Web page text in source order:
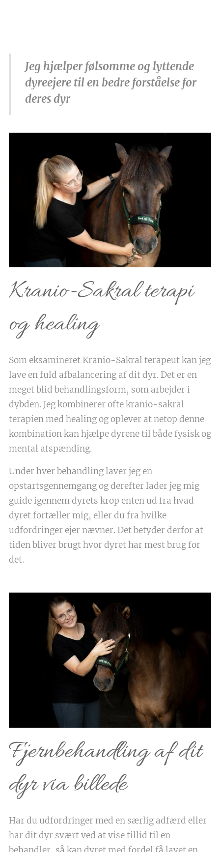
Jeg hjælper følsomme og lyttende
dyreejere til en bedre forståelse for
deres dyr
Kranio-Sakral terapi
og healing
Som eksamineret Kranio-Sakral terapeut kan jeg
lave en fuld afbalancering af dit dyr. Det er en
meget blid behandlingsform, som arbejder i
dybden. Jeg kombinerer ofte kranio-sakral
terapien med healing og oplever at netop denne
kombination kan hjælpe dyrene til både fysisk og
mental afspænding.
Under hver behandling laver jeg en
opstartsgennemgang og derefter lader jeg mig
guide igennem dyrets krop enten ud fra hvad
dyret fortæller mig, eller du fra hvilke
udfordringer ejer nævner. Det betyder derfor at
tiden bliver brugt hvor dyret har mest brug for
det.
Fjernbehandling af dit
dyr via billede
Har du udfordringer med en særlig adfærd eller
har dit dyr svært ved at vise tillid til en